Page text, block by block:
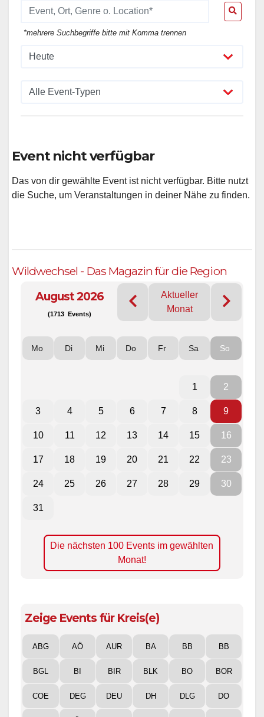
*mehrere Suchbegriffe bitte mit Komma trennen
Event nicht verfügbar
Das von dir gewählte Event ist nicht verfügbar. Bitte nutzt
die Suche, um Veranstaltungen in deiner Nähe zu finden.
Wildwechsel - Das Magazin für die Region
August 2026
(1713 Events)
Aktueller
Monat
Mo Di Mi Do Fr Sa So
1 2
3 4 5 6 7 8 9
10 11 12 13 14 15 16
17 18 19 20 21 22 23
24 25 26 27 28 29 30
31
Die nächsten 100 Events im gewählten
Monat!
Zeige Events für Kreis(e)
ABG AÖ AUR BA BB BB
BGL BI BIR BLK BO BOR
COE DEG DEU DH DLG DO